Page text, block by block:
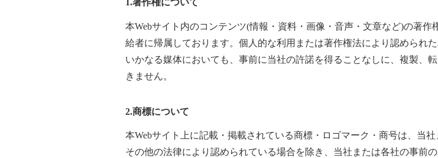
本Webサイト内のコンテンツ(情報・資料・画像・音声・文章など)の著
給者に帰属しております。個人的な利用または著作権法により認められ
いかなる媒体においても、事前に当社の許諾を得ることなしに、複製、
きません。
2.商標について
本Webサイト上に記載・掲載されている商標・ロゴマーク・商号は、当
その他の法律により認められている場合を除き、当社または各社の事前